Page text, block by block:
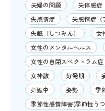
夫婦の問題
失体感症
失感情症
失感情症（
失眠（しつみん）
女
女性のメンタルヘルス
女性の自閉スペクトラム症
女神散
好発期
妊娠中
姿勢 季
季節性感情障害(季節性う